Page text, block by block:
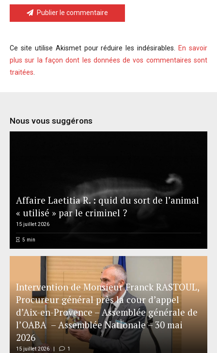
Publier le commentaire
Ce site utilise Akismet pour réduire les indésirables.
En savoir
plus sur la façon dont les données de vos commentaires sont
traitées
Nous vous suggérons
Affaire Laetitia R. : quid du sort de l’animal
« utilisé » par le criminel ?
15 juillet 2026
5 min
Intervention de Monsieur Franck RASTOUL,
Procureur général près la cour d’appel
d’Aix-en-Provence – Assemblée générale de
l’OABA – Assemblée Nationale – 30 mai
2026
15 juillet 2026 1